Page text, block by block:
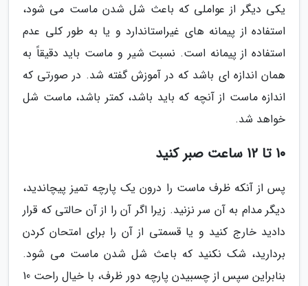
یکی دیگر از عواملی که باعث شل شدن ماست می شود،
استفاده از پیمانه های غیراستاندارد و یا به طور کلی عدم
استفاده از پیمانه است. نسبت شیر و ماست باید دقیقاً به
همان اندازه ای باشد که در آموزش گفته شد. در صورتی که
اندازه ماست از آنچه که باید باشد، کمتر باشد، ماست شل
خواهد شد.
10 تا 12 ساعت صبر کنید
پس از آنکه ظرف ماست را درون یک پارچه تمیز پیچاندید،
دیگر مدام به آن سر نزنید. زیرا اگر آن را از آن حالتی که قرار
دادید خارج کنید و یا قسمتی از آن را برای امتحان کردن
بردارید، شک نکنید که باعث شل شدن ماست می شود.
بنابراین سپس از چسبیدن پارچه دور ظرف، با خیال راحت 10